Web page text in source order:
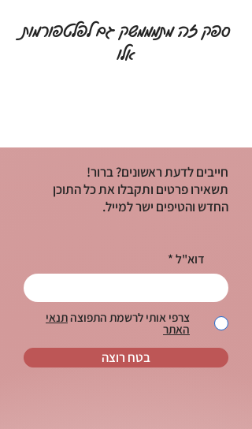
ספק זה מתמממשק גם לפלטפורמות
אלו
חייבים לדעת ראשונים? ברור!
תשאירו פרטים ותקבלו את כל התוכן
החדש והטיפים ישר למייל.
דוא"ל
צרפי אותי לרשמת התפוצהתנאי
האתר
בטח רוצה